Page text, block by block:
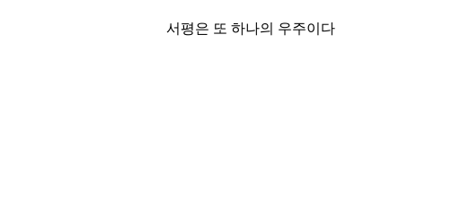
서평은 또 하나의 우주이다